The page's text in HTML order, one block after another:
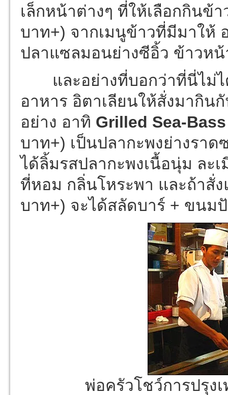
เล็กหน้าต่างๆ ที่ให้เลือกกินข้
บาท+) จากเมนูข้าวที่มีมาใ
ปลาแซลมอนย่างซีอิ้ว ข้าวห
และอย่างที่บอกว่าที่นี่ไม่ไ
อาหาร อิตาเลียนให้สั่งมากิน
อย่าง อาทิ Grilled Sea-
บาท+) เป็นปลากะพงย่างราด
ได้ลิ้มรสปลากะพงเนื้อนุ่ม ละ
ที่หอม กลิ่นโหระพา และถ้าสั่ง
บาท+) จะได้สลัดบาร์ + ขนม
พ่อครัวโชว์การปรุง